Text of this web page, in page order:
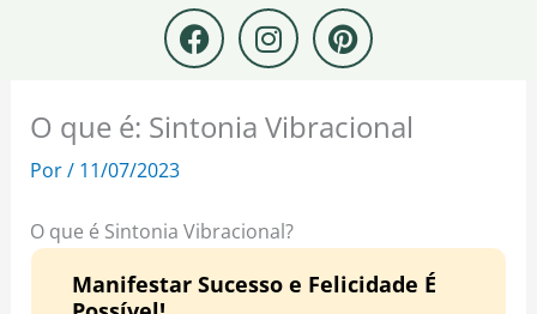
F
a
c
e
b
k
I
n
s
t
a
a
m
P
i
n
t
e
t
O que é: Sintonia Vibracional
Por/ 11/07/2023
O que é Sintonia Vibracional?
Manifestar Sucesso e Felicidade É